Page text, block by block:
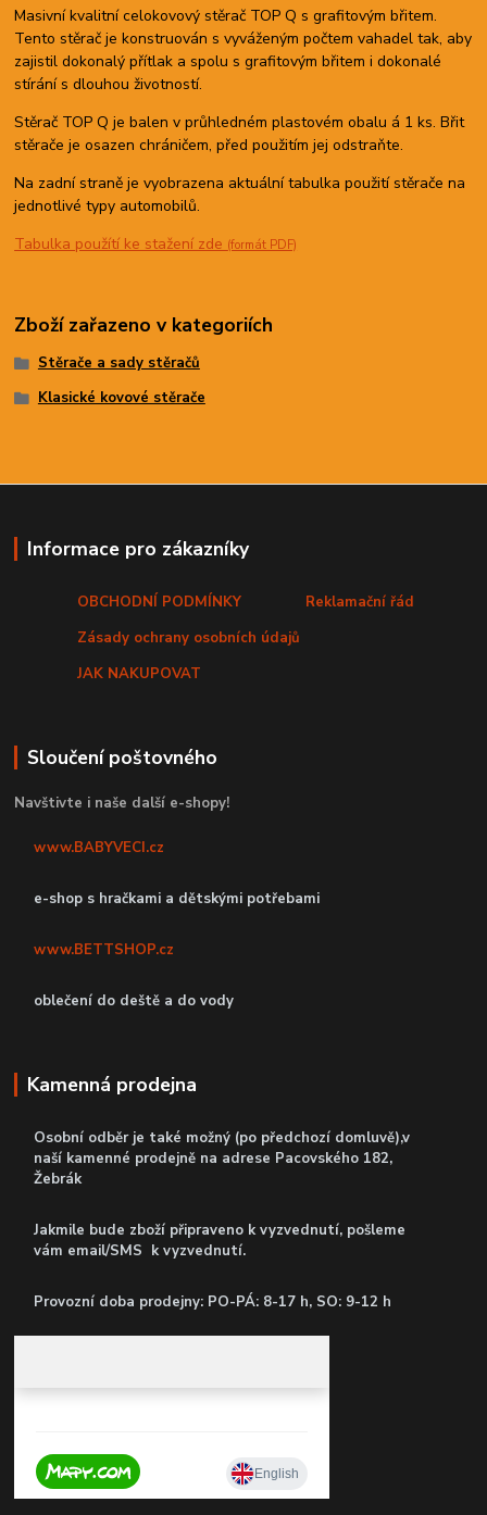
Masivní kvalitní celokovový stěrač TOP Q s grafitovým břitem.
Tento stěrač je konstruován s vyváženým počtem vahadel tak, aby
zajistil dokonalý přítlak a spolu s grafitovým břitem i dokonalé
stírání s dlouhou životností.
Stěrač TOP Q je balen v průhledném plastovém obalu á 1 ks. Břit
stěrače je osazen chráničem, před použitím jej odstraňte.
Na zadní straně je vyobrazena aktuální tabulka použití stěrače na
jednotlivé typy automobilů.
Tabulka použítí ke stažení zde (formát PDF)
Zboží zařazeno v kategoriích
Stěrače a sady stěračů
Klasické kovové stěrače
Informace pro zákazníky
OBCHODNÍ PODMÍNKY
Reklamační řád
Zásady ochrany osobních údajů
JAK NAKUPOVAT
Sloučení poštovného
Navštivte i naše další e-shopy!
www.BABYVECI.cz
e-shop s hračkami a dětskými potřebami
www.BETTSHOP.cz
oblečení do deště a do vody
Kamenná prodejna
Osobní odběr je také možný (po předchozí domluvě),v
naší kamenné prodejně na adrese Pacovského 182,
Žebrák
Jakmile bude zboží připraveno k vyzvednutí, pošleme
vám email/SMS k vyzvednutí.
Provozní doba prodejny: PO-PÁ: 8-17 h, SO: 9-12 h